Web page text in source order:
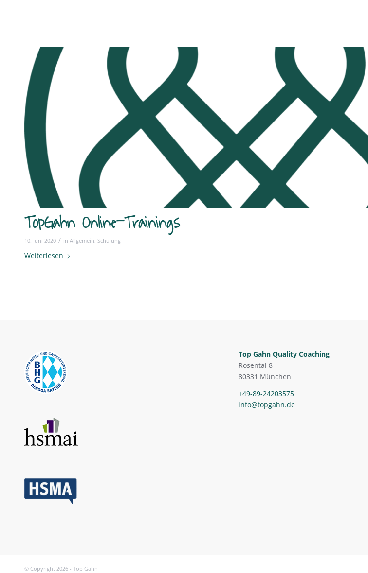
TopGahn Online-Trainings
10. Juni 2020 / in Allgemein, Schulung
Weiterlesen
Top Gahn Quality Coaching
Rosental 8
80331 München
+49-89-24203575
info@topgahn.de
© Copyright 2026 - Top Gahn